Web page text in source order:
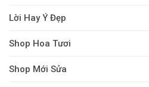
Lời Hay Ý Đẹp
Shop Hoa Tươi
Shop Mới Sửa